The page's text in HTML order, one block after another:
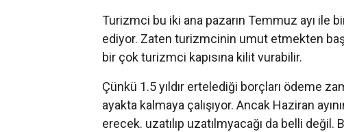
Turizmci bu iki ana pazarın Temmuz ayı ile
ediyor. Zaten turizmcinin umut etmekten
bir çok turizmci kapısına kilit vurabilir.
Çünkü 1.5 yıldır ertelediği borçları ödeme
ayakta kalmaya çalışıyor. Ancak Haziran
erecek. uzatılıp uzatılmyacağı da belli